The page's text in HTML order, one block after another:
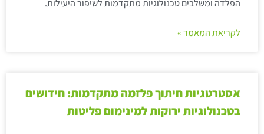
הפלדה ומשלבים טכנולוגיות מתקדמות לשיפור היעילות.
לקריאת המאמר »
אסטרטגיות חיתוך פלזמה מתקדמות: חידושים
בטכנולוגיות ירוקות למינימום פליטות